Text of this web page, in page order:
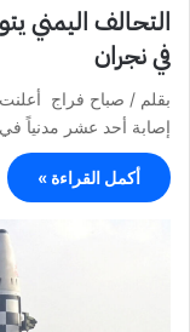
التحالف اليمني
في نجران
بقلم / صباح فراج
إصابة أحد عشر مدنياً
أكمل القراءة »